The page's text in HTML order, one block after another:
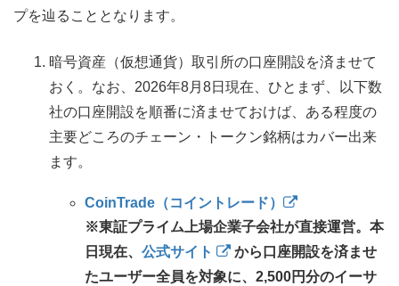
プを辿ることとなります。
暗号資産（仮想通貨）取引所の口座開設を済ませて
おく。なお、2026年8月8日現在、ひとまず、以下数
社の口座開設を順番に済ませておけば、ある程度の
主要どころのチェーン・トークン銘柄はカバー出来
ます。
CoinTrade（コイントレード）
※東証プライム上場企業子会社が直接運営。本
日現在、 公式サイト
から口座開設を済ませ
たユーザー全員を対象に、2,500円分のイーサ